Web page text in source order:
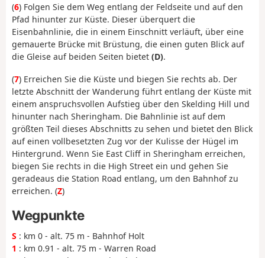
(6) Folgen Sie dem Weg entlang der Feldseite und auf den
Pfad hinunter zur Küste. Dieser überquert die
Eisenbahnlinie, die in einem Einschnitt verläuft, über eine
gemauerte Brücke mit Brüstung, die einen guten Blick auf
die Gleise auf beiden Seiten bietet (D).
(7) Erreichen Sie die Küste und biegen Sie rechts ab. Der
letzte Abschnitt der Wanderung führt entlang der Küste mit
einem anspruchsvollen Aufstieg über den Skelding Hill und
hinunter nach Sheringham. Die Bahnlinie ist auf dem
größten Teil dieses Abschnitts zu sehen und bietet den Blick
auf einen vollbesetzten Zug vor der Kulisse der Hügel im
Hintergrund. Wenn Sie East Cliff in Sheringham erreichen,
biegen Sie rechts in die High Street ein und gehen Sie
geradeaus die Station Road entlang, um den Bahnhof zu
erreichen. (Z)
Wegpunkte
S : km 0 - alt. 75 m - Bahnhof Holt
1 : km 0.91 - alt. 75 m - Warren Road